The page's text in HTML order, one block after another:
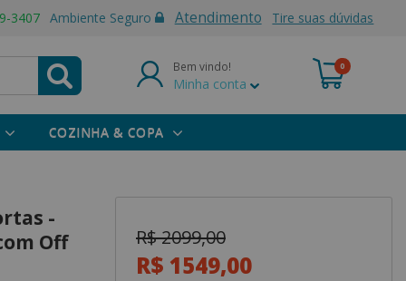
3407 Ambiente Seguro Atendimento Tire suas dúvidas
Bem vindo!
Minha conta
0
COZINHA & COPA
-
Off
R$ 2099,00
R$ 1549,00